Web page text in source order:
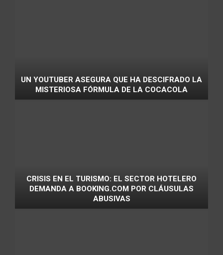
UN YOUTUBER ASEGURA QUE HA DESCIFRADO LA
MISTERIOSA FÓRMULA DE LA COCACOLA
CRISIS EN EL TURISMO: EL SECTOR HOTELERO
DEMANDA A BOOKING.COM POR CLÁUSULAS
ABUSIVAS